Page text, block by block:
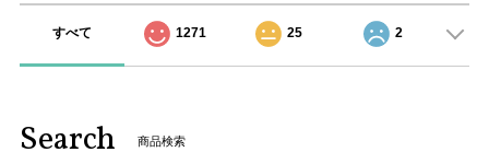
すべて 1271 25 2
Search 商品検索